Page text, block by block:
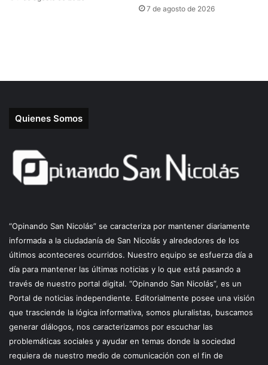
Quienes Somos
“Opinando San Nicolás” se caracteriza por mantener diariamente
informada a la ciudadanía de San Nicolás y alrededores de los
últimos aconteceres ocurridos. Nuestro equipo se esfuerza día a
día para mantener las últimas noticias y lo que está pasando a
través de nuestro portal digital. “Opinando San Nicolás”, es un
Portal de noticias independiente. Editorialmente posee una visión
que trasciende la lógica informativa, somos pluralistas, buscamos
generar diálogos, nos caracterizamos por escuchar las
problemáticas sociales y ayudar en temas donde la sociedad
requiera de nuestro medio de comunicación con el fin de